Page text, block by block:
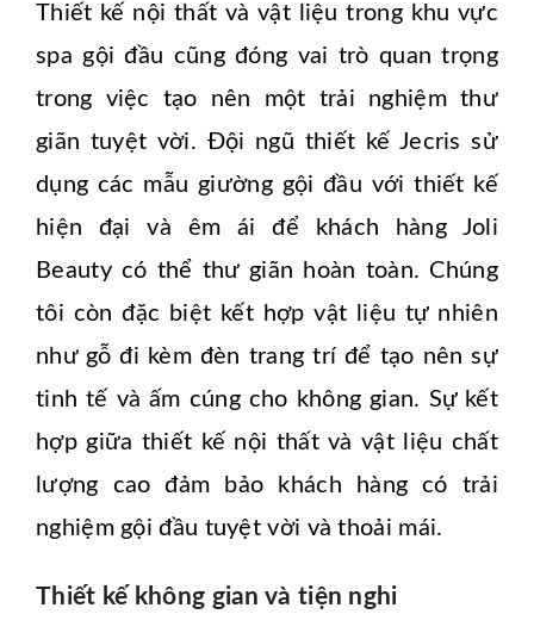
Thiết kế nội thất và vật liệu trong khu vực
spa gội đầu cũng đóng vai trò quan trọng
trong việc tạo nên một trải nghiệm thư
giãn tuyệt vời. Đội ngũ thiết kế Jecris sử
dụng các mẫu giường gội đầu với thiết kế
hiện đại và êm ái để khách hàng Joli
Beauty có thể thư giãn hoàn toàn. Chúng
tôi còn đặc biệt kết hợp vật liệu tự nhiên
như gỗ đi kèm đèn trang trí để tạo nên sự
tinh tế và ấm cúng cho không gian. Sự kết
hợp giữa thiết kế nội thất và vật liệu chất
lượng cao đảm bảo khách hàng có trải
nghiệm gội đầu tuyệt vời và thoải mái.
Thiết kế không gian và tiện nghi